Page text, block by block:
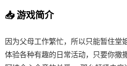
📥 游戏简介
因为父母工作繁忙，所以只能暂住堂
体验各种有趣的日常活动，只要你撒